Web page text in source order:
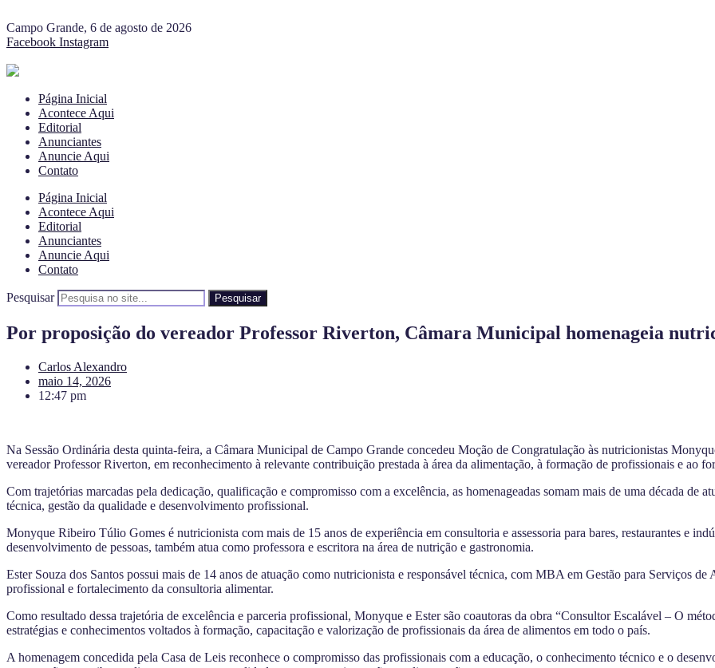
Campo Grande, 6 de agosto de 2026
Facebook Instagram
Página Inicial
Acontece Aqui
Editorial
Anunciantes
Anuncie Aqui
Contato
Página Inicial
Acontece Aqui
Editorial
Anunciantes
Anuncie Aqui
Contato
Pesquisar Pesquisar
Por proposição do vereador Professor Riverton, Câmara Municipal homenageia
Carlos Alexandro
maio 14, 2026
12:47 pm
Na Sessão Ordinária desta quinta-feira, a Câmara Municipal de Campo Grande concedeu Moção de Congratulação às nutricionistas
vereador Professor Riverton, em reconhecimento à relevante contribuição prestada à área da alimentação, à formação de profissionais e ao
Com trajetórias marcadas pela dedicação, qualificação e compromisso com a excelência, as homenageadas somam mais de uma década de
técnica, gestão da qualidade e desenvolvimento profissional.
Monyque Ribeiro Túlio Gomes é nutricionista com mais de 15 anos de experiência em consultoria e assessoria para bares, restaurantes e
desenvolvimento de pessoas, também atua como professora e escritora na área de nutrição e gastronomia.
Ester Souza dos Santos possui mais de 14 anos de atuação como nutricionista e responsável técnica, com MBA em Gestão para Serviços
profissional e fortalecimento da consultoria alimentar.
Como resultado dessa trajetória de excelência e parceria profissional, Monyque e Ester são coautoras da obra “Consultor Escalável – O
estratégias e conhecimentos voltados à formação, capacitação e valorização de profissionais da área de alimentos em todo o país.
A homenagem concedida pela Casa de Leis reconhece o compromisso das profissionais com a educação, o conhecimento técnico e o